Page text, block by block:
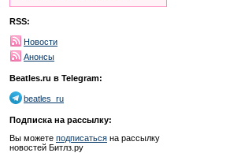
RSS:
Новости
Анонсы
Beatles.ru в Telegram:
beatles_ru
Подписка на рассылку:
Вы можете подписаться на рассылку
новостей Битлз.ру